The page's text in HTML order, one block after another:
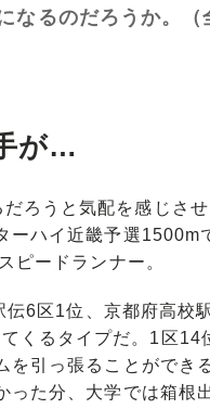
なるのだろうか。（
が…
ろうと気配を感じさ
ーハイ近畿予選1500m
ピードランナー。
伝6区1位、京都府高校
くるタイプだ。1区14
を引っ張ることができ
った分、大学では箱根